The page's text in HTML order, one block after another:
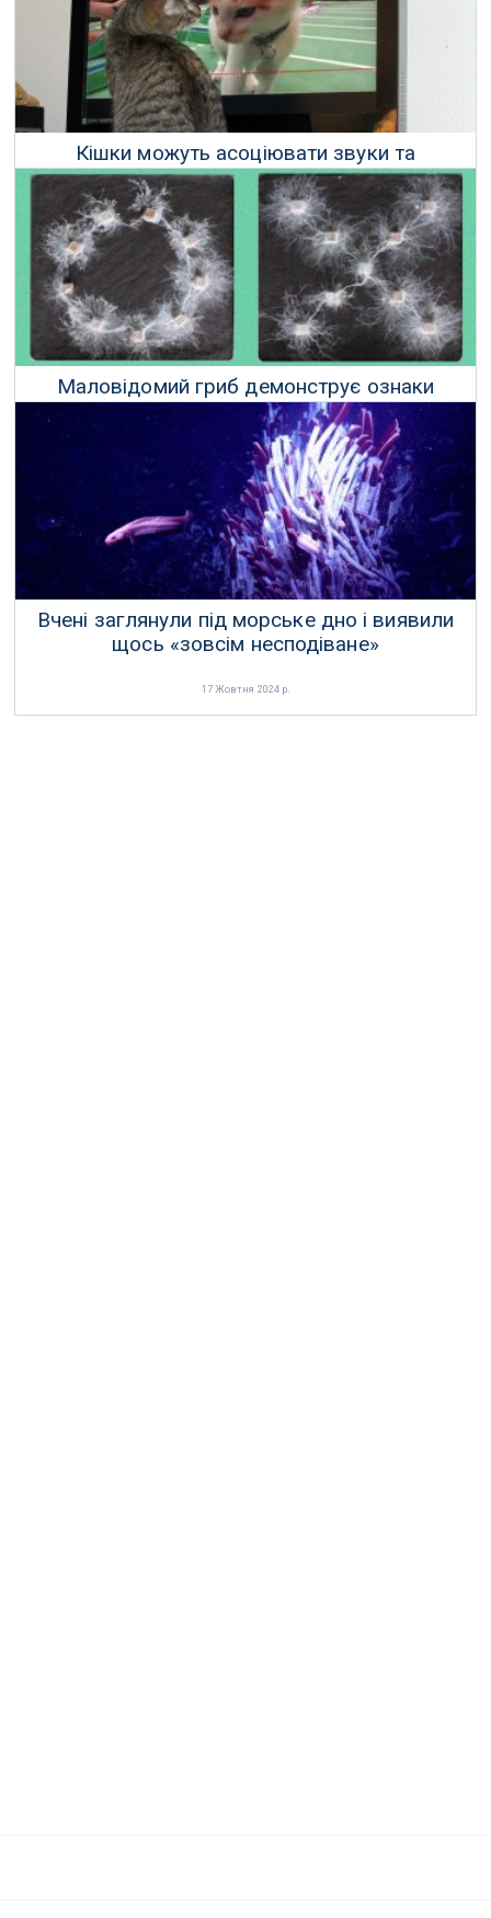
Кішки можуть асоціювати звуки та
зображення, що є попередником мови
28 Жовтня 2024 р.
Маловідомий гриб демонструє ознаки
рудиментарного інтелекту
24 Жовтня 2024 р.
Вчені заглянули під морське дно і виявили
щось «зовсім несподіване»
17 Жовтня 2024 р.